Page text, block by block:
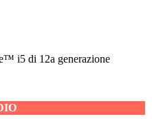
i5 di 12a generazione